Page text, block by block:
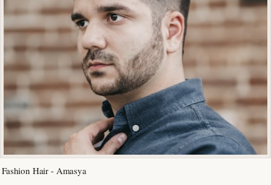
Fashion Hair - Amasya